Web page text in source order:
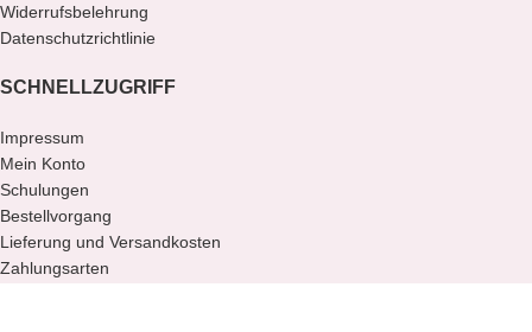
Widerrufsbelehrung
Datenschutzrichtlinie
SCHNELLZUGRIFF
Impressum
Mein Konto
Schulungen
Bestellvorgang
Lieferung und Versandkosten
Zahlungsarten